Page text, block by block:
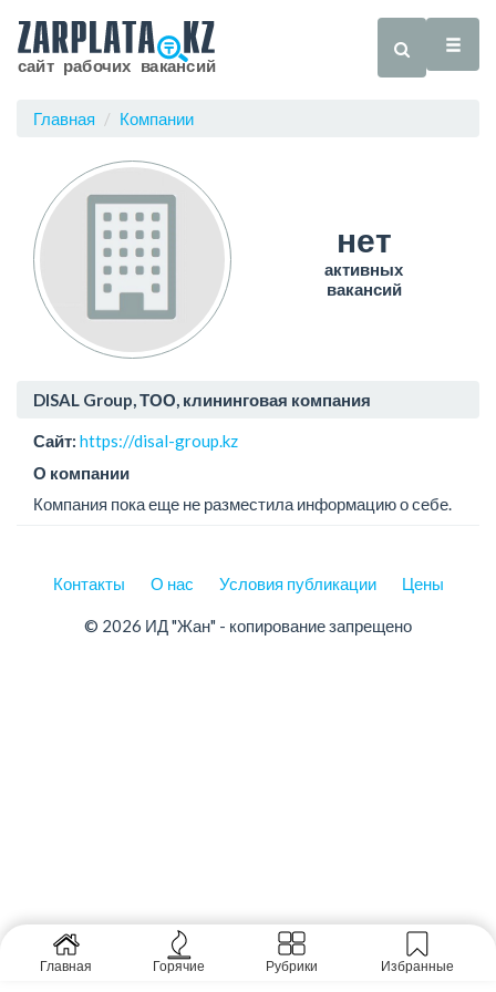
Главная Компании
нет
активных
вакансий
DISAL Group, ТОО, клининговая компания
Сайт: https://disal-group.kz
О компании
Компания пока еще не разместила информацию о себе.
Контакты О нас Условия публикации Цены
© 2026 ИД "Жан" - копирование запрещено
Главная Горячие Рубрики Избранные